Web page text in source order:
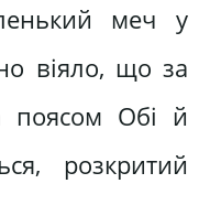
меч у
віяло, що за
поясом Обі й
розкритий